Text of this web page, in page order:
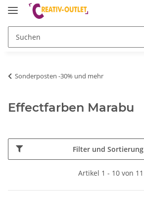
Sonderposten -30% und mehr
Effectfarben Marabu
Filter und Sortierung
Artikel 1 - 10 von 11